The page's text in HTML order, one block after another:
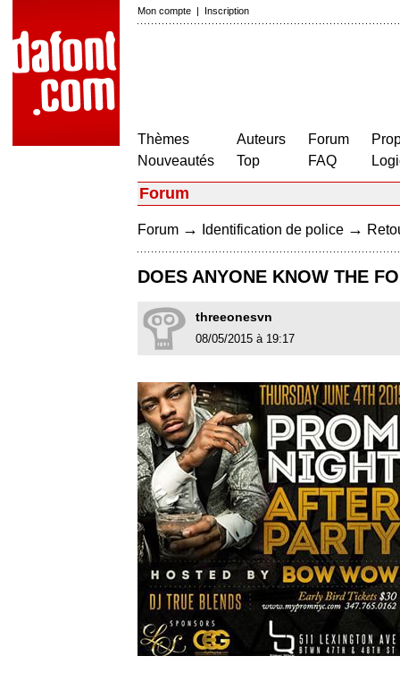
Mon compte | Inscription
Thèmes
Nouveautés
Auteurs
Top
Forum
FAQ
Forum
Forum → Identification de police →
DOES ANYONE KNOW THE
threeonesvn
08/05/2015 à 19:17